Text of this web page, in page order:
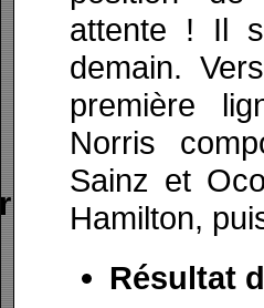
attente ! Il
demain.
première
Norris
Sainz et
Hamilton,
Résultat